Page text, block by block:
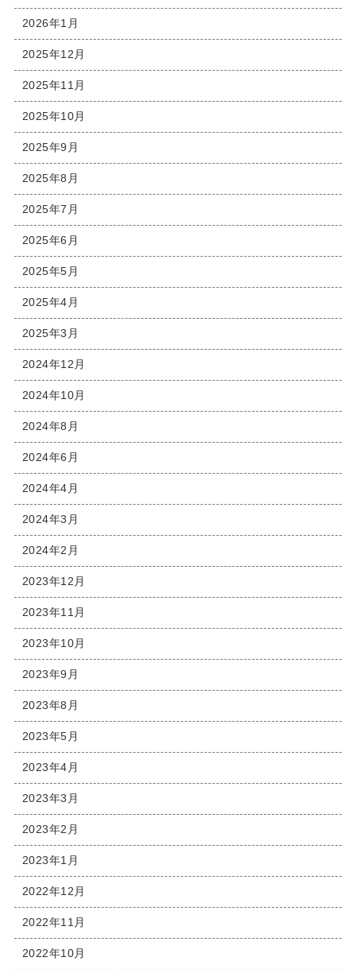
2026年1月
2025年12月
2025年11月
2025年10月
2025年9月
2025年8月
2025年7月
2025年6月
2025年5月
2025年4月
2025年3月
2024年12月
2024年10月
2024年8月
2024年6月
2024年4月
2024年3月
2024年2月
2023年12月
2023年11月
2023年10月
2023年9月
2023年8月
2023年5月
2023年4月
2023年3月
2023年2月
2023年1月
2022年12月
2022年11月
2022年10月